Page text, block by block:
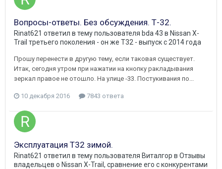
Вопросы-ответы. Без обсуждения. Т-32.
Rinat621 ответил в тему пользователя bda 43 в Nissan X-
Trail третьего поколения - он же Т32 - выпуск с 2014 года
Прошу перенести в другую тему, если таковая существует.
Итак, сегодня утром при нажатии на кнопку ракладывания
зеркал правое не отошло. На улице -33. Постукивания по...
10 декабря 2016 7843 ответа
Эксплуатация T32 зимой.
Rinat621 ответил в тему пользователя Виталгор в Отзывы
владельцев о Nissan X-Trail, сравнение его с конкурентами